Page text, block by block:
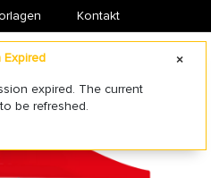
Kontakt
expired. The current
be refreshed.